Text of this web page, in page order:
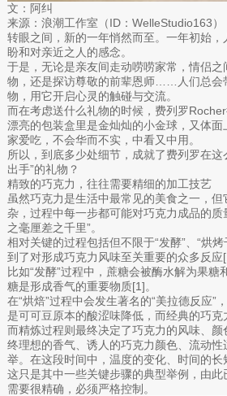
文：阿纠
来源：浪潮工作室（ID：WelleStudio163）
转眼之间，新的一年悄然而至。一年初始
盼和对亲近之人的感念。
于是，无论是亲友间走动唠唠家常，情侣
物，还是探访尊敬的前辈恩师……人们总会
物，用它开启心灵的触碰与交流。
而在考虑送什么礼物的时候，费列罗Rocher
漂亮的包装盒里是金灿灿的小金球，又体
家爱吃，不会华而不实，中看又中用。
所以，到底多少处细节，成就了费列罗在这
出手”的礼物？
精致的巧克力，往往需要精细的加工技艺
虽然巧克力是生活中最常见的美食之一，
杂，过程中每一步都可能对巧克力成品的质
之毫厘差之千里”。
相对关键的过程包括但不限于“发酵”、“烘烤
到了对形成巧克力风味至关重要的众多反应
比如“发酵”过程中，蔗糖会被酶水解为果糖
糖是形成香气的重要物质[1]。
在“烘焙”过程中会发生著名的“美拉德反应”
是可可豆原本的酸涩味降低，而经典的巧克
而精炼过程则最终决定了巧克力的风味、
终理想的香气、诱人的巧克力颜色、流动
举。在这段时间中，温度的变化、时间的长
这只是其中一些关键步骤的典型举例，由
需要很精确，必须严格控制。